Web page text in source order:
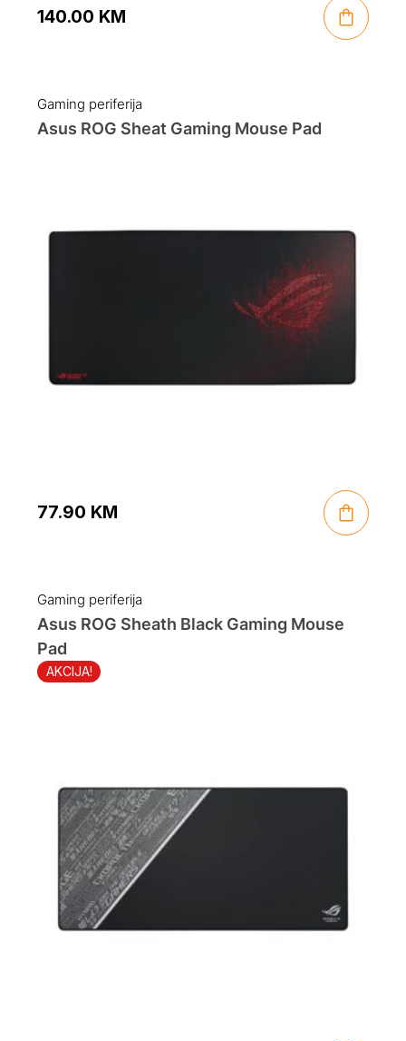
140.00 KM
Gaming periferija
Asus ROG Sheat Gaming Mouse Pad
77.90 KM
Gaming periferija
AKCIJA!
Asus ROG Sheath Black Gaming Mouse
Pad